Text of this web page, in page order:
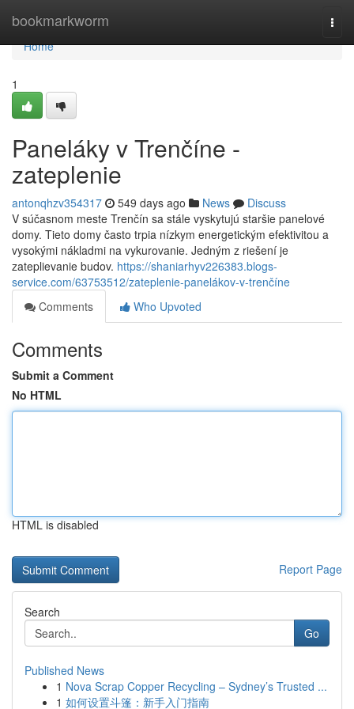
bookmarkworm
Home
Home
1
Paneláky v Trenčíne -
zateplenie
antonqhzv354317 549 days ago News
Discuss
V súčasnom meste Trenčín sa stále vyskytujú staršie panelové
domy. Tieto domy často trpia nízkym energetickým efektivitou a
vysokými nákladmi na vykurovanie. Jedným z riešení je
zateplievanie budov. https://shaniarhyv226383.blogs-
service.com/63753512/zateplenie-panelákov-v-trenčíne
Comments
Who Upvoted
Comments
Submit a Comment
No HTML
HTML is disabled
Report Page
Search
Go
Published News
1 Nova Scrap Copper Recycling – Sydney’s Trusted ...
1 如何设置斗篷：新手入门指南